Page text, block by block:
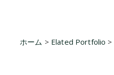
ホーム > Elated Portfolio >